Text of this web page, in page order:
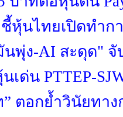
หุ้นไทยเปิดทำก
นพุ่ง-AI สะดุด"
เด่น PTTEP-
ตอกย้ำวินัยทา